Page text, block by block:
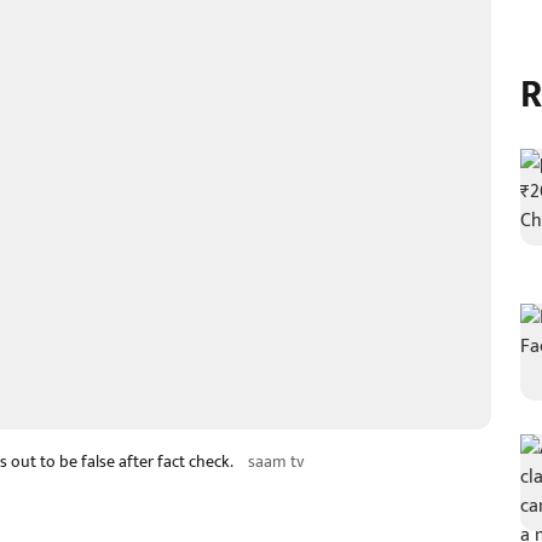
out to be false after fact check. saam tv